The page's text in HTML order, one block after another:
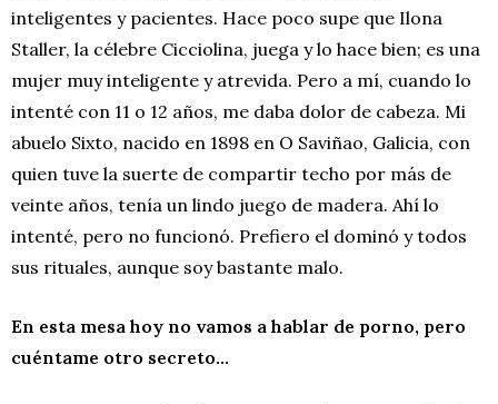
inteligentes y pacientes. Hace poco supe que Ilona
Staller, la célebre Cicciolina, juega y lo hace bien; es una
mujer muy inteligente y atrevida. Pero a mí, cuando lo
intenté con 11 o 12 años, me daba dolor de cabeza. Mi
abuelo Sixto, nacido en 1898 en O Saviñao, Galicia, con
quien tuve la suerte de compartir techo por más de
veinte años, tenía un lindo juego de madera. Ahí lo
intenté, pero no funcionó. Prefiero el dominó y todos
sus rituales, aunque soy bastante malo.
En esta mesa hoy no vamos a hablar de porno, pero
cuéntame otro secreto…